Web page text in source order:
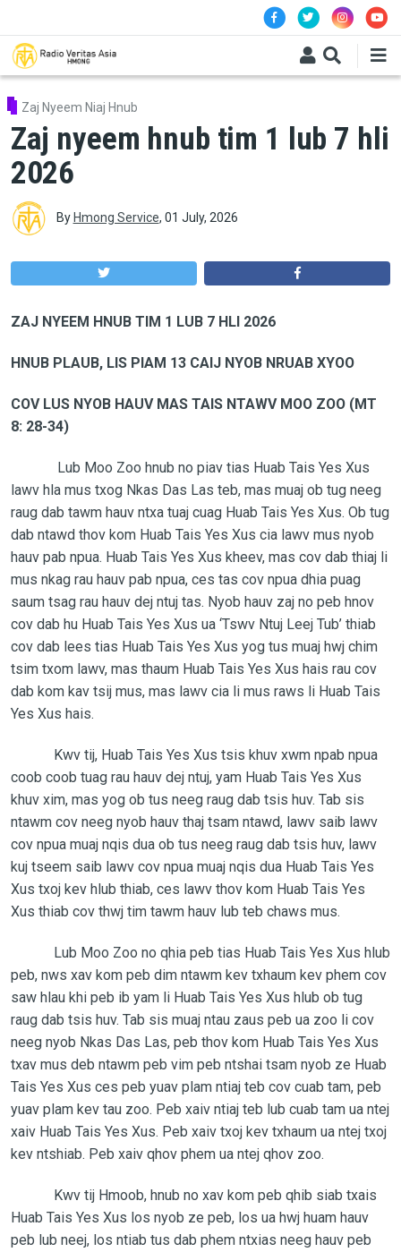
Zaj Nyeem Niaj Hnub
Zaj nyeem hnub tim 1 lub 7 hli
2026
By Hmong Service, 01 July, 2026
ZAJ NYEEM HNUB TIM 1 LUB 7 HLI 2026
HNUB PLAUB, LIS PIAM 13 CAIJ NYOB NRUAB XYOO
COV LUS NYOB HAUV MAS TAIS NTAWV MOO ZOO (MT
8: 28-34)
Lub Moo Zoo hnub no piav tias Huab Tais Yes Xus
lawv hla mus txog Nkas Das Las teb, mas muaj ob tug neeg
raug dab tawm hauv ntxa tuaj cuag Huab Tais Yes Xus. Ob tug
dab ntawd thov kom Huab Tais Yes Xus cia lawv mus nyob
hauv pab npua. Huab Tais Yes Xus kheev, mas cov dab thiaj li
mus nkag rau hauv pab npua, ces tas cov npua dhia puag
saum tsag rau hauv dej ntuj tas. Nyob hauv zaj no peb hnov
cov dab hu Huab Tais Yes Xus ua ‘Tswv Ntuj Leej Tub’ thiab
cov dab lees tias Huab Tais Yes Xus yog tus muaj hwj chim
tsim txom lawv, mas thaum Huab Tais Yes Xus hais rau cov
dab kom kav tsij mus, mas lawv cia li mus raws li Huab Tais
Yes Xus hais.
Kwv tij, Huab Tais Yes Xus tsis khuv xwm npab npua
coob coob tuag rau hauv dej ntuj, yam Huab Tais Yes Xus
khuv xim, mas yog ob tus neeg raug dab tsis huv. Tab sis
ntawm cov neeg nyob hauv thaj tsam ntawd, lawv saib lawv
cov npua muaj nqis dua ob tus neeg raug dab tsis huv, lawv
kuj tseem saib lawv cov npua muaj nqis dua Huab Tais Yes
Xus txoj kev hlub thiab, ces lawv thov kom Huab Tais Yes
Xus thiab cov thwj tim tawm hauv lub teb chaws mus.
Lub Moo Zoo no qhia peb tias Huab Tais Yes Xus hlub
peb, nws xav kom peb dim ntawm kev txhaum kev phem cov
saw hlau khi peb ib yam li Huab Tais Yes Xus hlub ob tug
raug dab tsis huv. Tab sis muaj ntau zaus peb ua zoo li cov
neeg nyob Nkas Das Las, peb thov kom Huab Tais Yes Xus
txav mus deb ntawm peb vim peb ntshai tsam nyob ze Huab
Tais Yes Xus ces peb yuav plam ntiaj teb cov cuab tam, peb
yuav plam kev tau zoo. Peb xaiv ntiaj teb lub cuab tam ua ntej
xaiv Huab Tais Yes Xus. Peb xaiv txoj kev txhaum ua ntej txoj
kev ntshiab. Peb xaiv qhov phem ua ntej qhov zoo.
Kwv tij Hmoob, hnub no xav kom peb qhib siab txais
Huab Tais Yes Xus los nyob ze peb, los ua hwj huam hauv
peb lub neej, los ntiab tus dab phem ntxias neeg hauv peb